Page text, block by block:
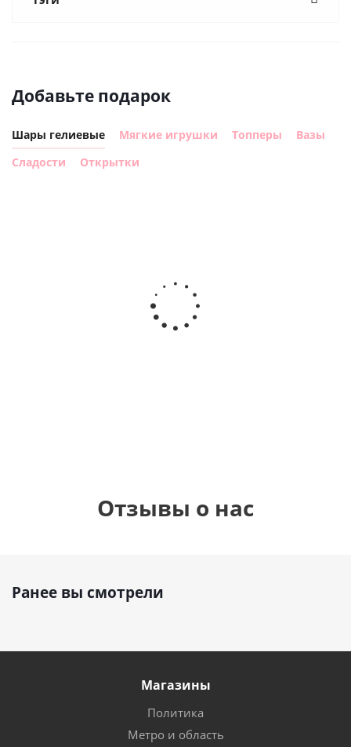
Добавьте подарок
Шары гелиевые Мягкие игрушки Топперы
Вазы
Сладости
Открытки
Шар с
днем
рождения,
с
Отзывы о нас
Ранее вы смотрели
Магазины
Политика
Метро и область